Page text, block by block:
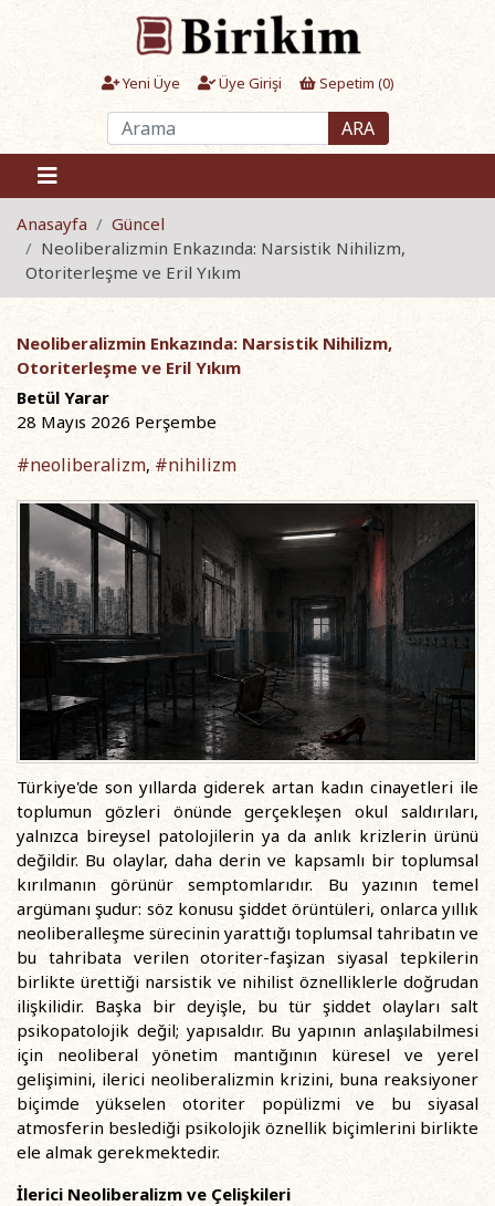
Yeni Üye Üye Girişi Sepetim (0)
ARA
Anasayfa
Güncel
Neoliberalizmin Enkazında: Narsistik Nihilizm,
Otoriterleşme ve Eril Yıkım
Neoliberalizmin Enkazında: Narsistik Nihilizm,
Otoriterleşme ve Eril Yıkım
Betül Yarar
28 Mayıs 2026 Perşembe
#neoliberalizm, #nihilizm
Türkiye'de son yıllarda giderek artan kadın cinayetleri ile
toplumun gözleri önünde gerçekleşen okul saldırıları,
yalnızca bireysel patolojilerin ya da anlık krizlerin ürünü
değildir. Bu olaylar, daha derin ve kapsamlı bir toplumsal
kırılmanın görünür semptomlarıdır. Bu yazının temel
argümanı şudur: söz konusu şiddet örüntüleri, onlarca yıllık
neoliberalleşme sürecinin yarattığı toplumsal tahribatın ve
bu tahribata verilen otoriter-faşizan siyasal tepkilerin
birlikte ürettiği narsistik ve nihilist öznelliklerle doğrudan
ilişkilidir. Başka bir deyişle, bu tür şiddet olayları salt
psikopatolojik değil; yapısaldır. Bu yapının anlaşılabilmesi
için neoliberal yönetim mantığının küresel ve yerel
gelişimini, ilerici neoliberalizmin krizini, buna reaksiyoner
biçimde yükselen otoriter popülizmi ve bu siyasal
atmosferin beslediği psikolojik öznellik biçimlerini birlikte
ele almak gerekmektedir.
İlerici Neoliberalizm ve Çelişkileri